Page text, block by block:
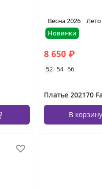
Весна 2026
Лето
Новинки
8 650 ₽
52 54 56
Платье 202170
В корзину